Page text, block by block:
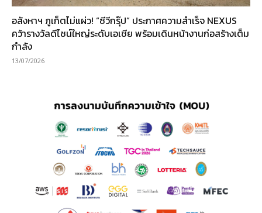
อสังหาฯ ภูเก็ตไม่แผ่ว! “ซีวีกรุ๊ป” ประกาศความสำเร็จ NEXUS
คว้ารางวัลดีไซน์ใหญ่ระดับเอเชีย พร้อมเดินหน้างานก่อสร้างเต็ม
กำลัง
13/07/2026